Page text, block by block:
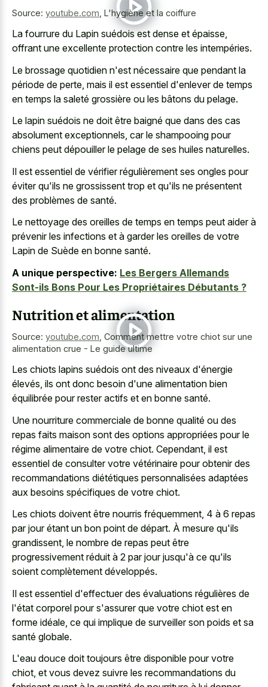
Source: youtube.com L'hygiène et la coiffure
La fourrure du Lapin suédois est dense et épaisse,
offrant une excellente protection contre les intempéries.
Le brossage quotidien n'est nécessaire que pendant la
période de perte, mais il est essentiel d'enlever de temps
en temps la saleté grossière ou les bâtons du pelage.
Le lapin suédois ne doit être baigné que dans des cas
absolument exceptionnels, car le shampooing pour
chiens peut dépouiller le pelage de ses huiles naturelles.
Il est essentiel de vérifier régulièrement ses ongles pour
éviter qu'ils ne grossissent trop et qu'ils ne présentent
des problèmes de santé.
Le nettoyage des oreilles de temps en temps peut aider à
prévenir les infections et à garder les oreilles de votre
Lapin de Suède en bonne santé.
A unique perspective: Les Bergers Allemands
Sont-ils Bons Pour Les Propriétaires Débutants ?
Nutrition et alimentation
Source: youtube.com Comment mettre votre chiot sur une
alimentation crue - Le guide ultime
Les chiots lapins suédois ont des niveaux d'énergie
élevés, ils ont donc besoin d'une alimentation bien
équilibrée pour rester actifs et en bonne santé.
Une nourriture commerciale de bonne qualité ou des
repas faits maison sont des options appropriées pour le
régime alimentaire de votre chiot. Cependant, il est
essentiel de consulter votre vétérinaire pour obtenir des
recommandations diététiques personnalisées adaptées
aux besoins spécifiques de votre chiot.
Les chiots doivent être nourris fréquemment, 4 à 6 repas
par jour étant un bon point de départ. À mesure qu'ils
grandissent, le nombre de repas peut être
progressivement réduit à 2 par jour jusqu'à ce qu'ils
soient complètement développés.
Il est essentiel d'effectuer des évaluations régulières de
l'état corporel pour s'assurer que votre chiot est en
forme idéale, ce qui implique de surveiller son poids et sa
santé globale.
L'eau douce doit toujours être disponible pour votre
chiot, et vous devez suivre les recommandations du